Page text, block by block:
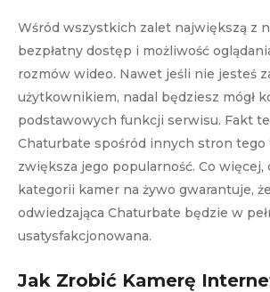
Wśród wszystkich zalet największą z
bezpłatny dostęp i możliwość
rozmów wideo. Nawet jeśli nie jesteś
użytkownikiem, nadal będziesz mógł
podstawowych funkcji serwisu. Fakt
Chaturbate spośród innych stron tego
zwiększa jego popularność. Co więcej,
kategorii kamer na żywo gwarantuje,
odwiedzająca Chaturbate będzie w
usatysfakcjonowana.
Jak Zrobić Kamerę